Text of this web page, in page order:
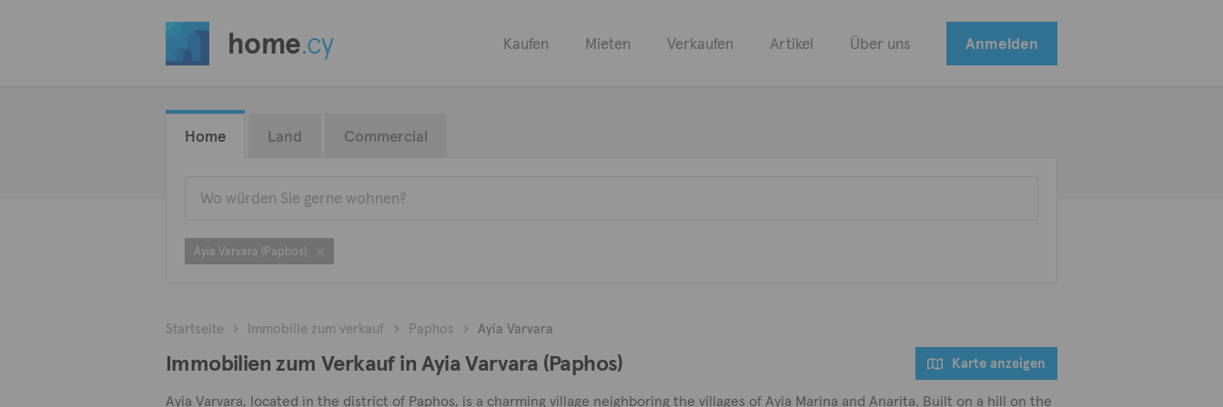
home.cy Kaufen Mieten Verkaufen Artikel Über uns Anmelden
Home Land Commercial
Ayia Varvara (Paphos)
Startseite Immobilie zum verkauf Paphos Ayia Varvara
Immobilien zum Verkauf in Ayia Varvara (Paphos) Karte anzeigen
Ayia Varvara, located in the district of Paphos, is a charming village neighboring the villages of Ayia Marina and Anarita. Built on a hill on the